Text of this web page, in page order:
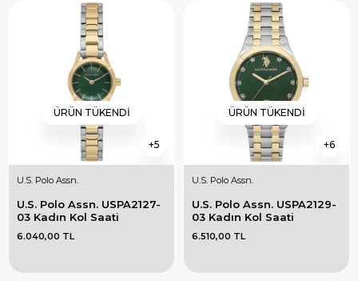
5
ÜRÜN TÜKENDI
U.S. Polo Assn.
U.S. Polo Assn. USPA2127-
03 Kadın Kol Saati
6.040,00 TL
6
ÜRÜN TÜKENDI
U.S. Polo Assn.
U.S. Polo Assn. USPA2129-
03 Kadın Kol Saati
6.510,00 TL